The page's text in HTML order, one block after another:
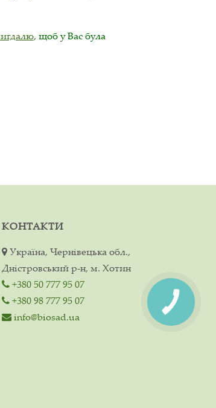
, щоб у Вас була
КОНТАКТИ
Україна, Чернівецька обл.,
Дністровський р-н, м. Хотин
+380 50 777 95 07
+380 98 777 95 07
info@biosad.ua